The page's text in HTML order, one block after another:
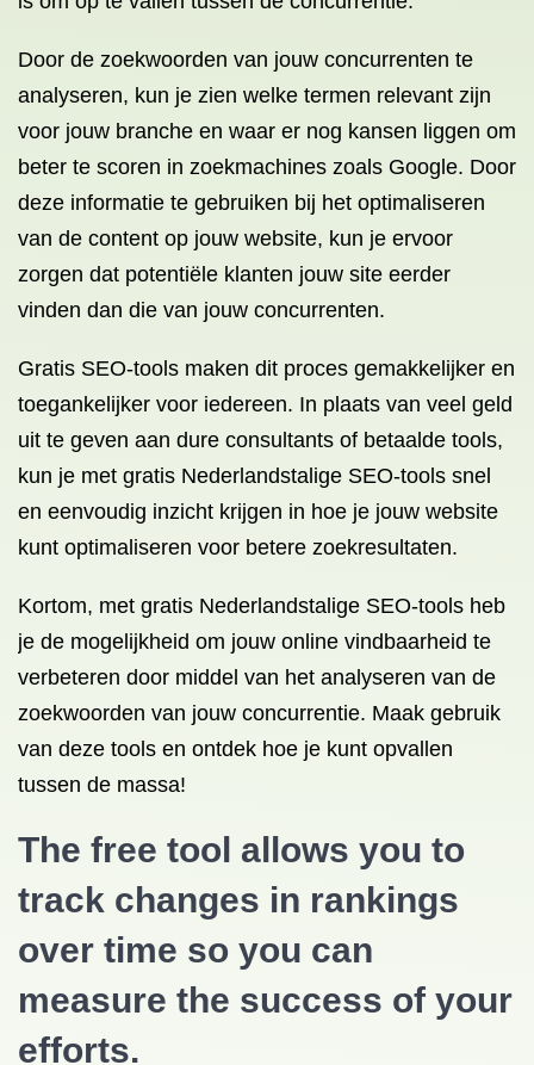
Door de zoekwoorden van jouw concurrenten te
analyseren, kun je zien welke termen relevant zijn
voor jouw branche en waar er nog kansen liggen om
beter te scoren in zoekmachines zoals Google. Door
deze informatie te gebruiken bij het optimaliseren
van de content op jouw website, kun je ervoor
zorgen dat potentiële klanten jouw site eerder
vinden dan die van jouw concurrenten.
Gratis SEO-tools maken dit proces gemakkelijker en
toegankelijker voor iedereen. In plaats van veel geld
uit te geven aan dure consultants of betaalde tools,
kun je met gratis Nederlandstalige SEO-tools snel
en eenvoudig inzicht krijgen in hoe je jouw website
kunt optimaliseren voor betere zoekresultaten.
Kortom, met gratis Nederlandstalige SEO-tools heb
je de mogelijkheid om jouw online vindbaarheid te
verbeteren door middel van het analyseren van de
zoekwoorden van jouw concurrentie. Maak gebruik
van deze tools en ontdek hoe je kunt opvallen
tussen de massa!
The free tool allows you to
track changes in rankings
over time so you can
measure the success of your
efforts.